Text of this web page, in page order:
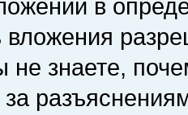
в
вложения
не знаете,
за